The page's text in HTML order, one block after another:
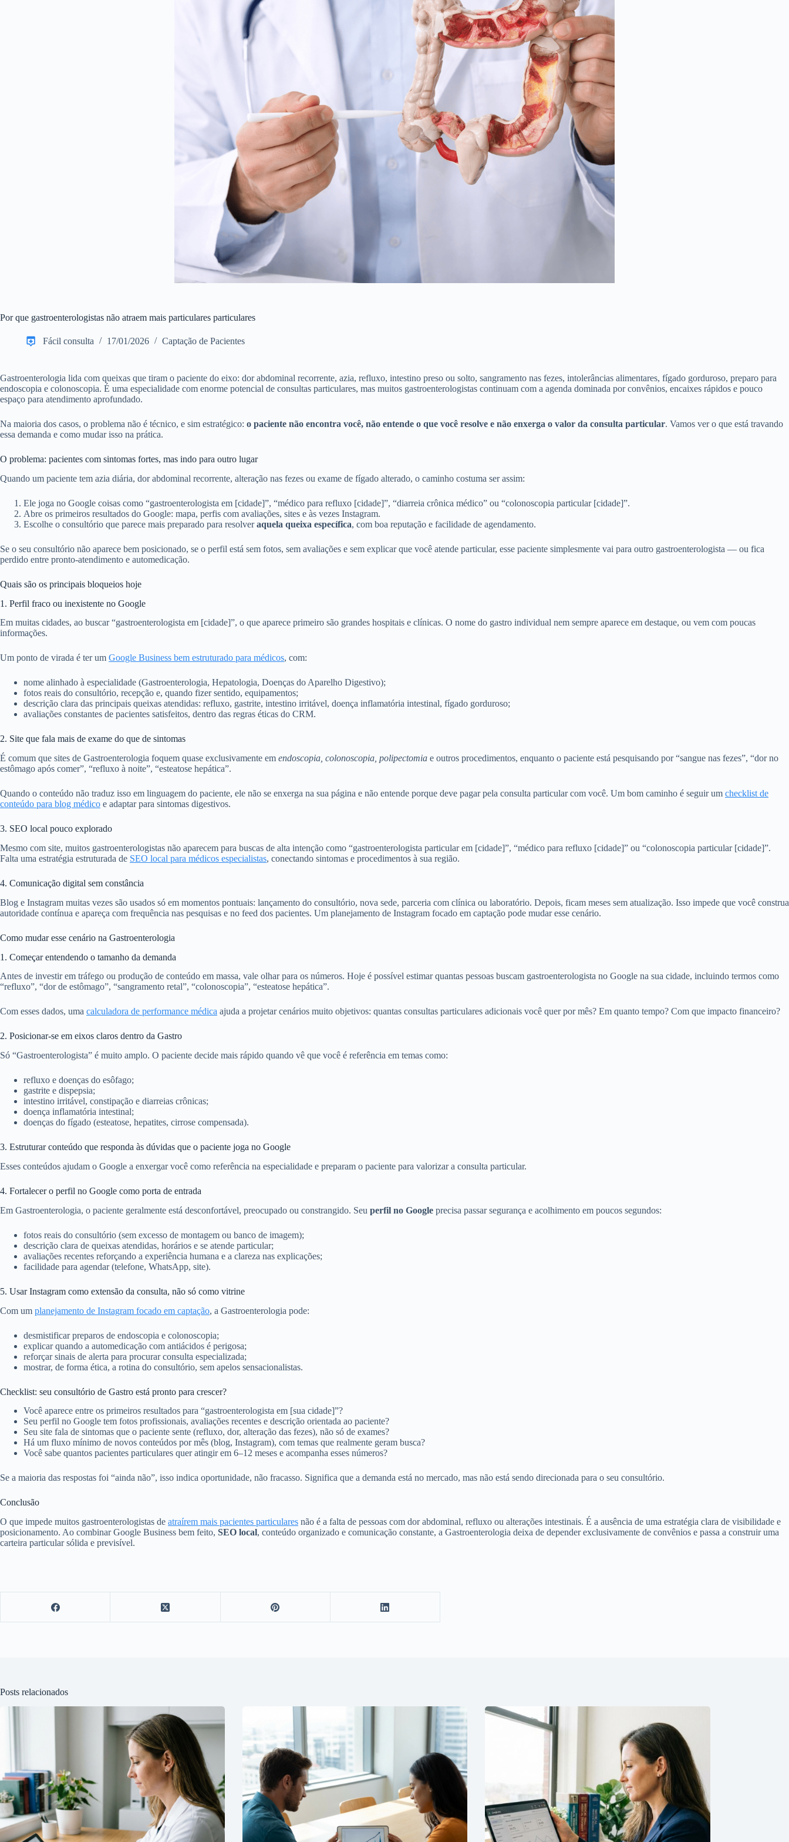
Por que gastroenterologistas não atraem mais particulares particulares
Fácil consulta 17/01/2026 Captação de Pacientes
Gastroenterologia lida com queixas que tiram o paciente do eixo: dor abdominal recorrente, azia, refluxo, intestino preso ou solto, sangramento nas fezes, intolerâncias alimentares, fígado gorduroso, preparo para
endoscopia e colonoscopia. É uma especialidade com enorme potencial de consultas particulares, mas muitos gastroenterologistas continuam com a agenda dominada por convênios, encaixes rápidos e pouco
espaço para atendimento aprofundado.
Na maioria dos casos, o problema não é técnico, e sim estratégico: o paciente não encontra você, não entende o que você resolve e não enxerga o valor da consulta particular. Vamos ver o que está travando
essa demanda e como mudar isso na prática.
O problema: pacientes com sintomas fortes, mas indo para outro lugar
Quando um paciente tem azia diária, dor abdominal recorrente, alteração nas fezes ou exame de fígado alterado, o caminho costuma ser assim:
Ele joga no Google coisas como “gastroenterologista em [cidade]”, “médico para refluxo [cidade]”, “diarreia crônica médico” ou “colonoscopia particular [cidade]”.
Abre os primeiros resultados do Google: mapa, perfis com avaliações, sites e às vezes Instagram.
Escolhe o consultório que parece mais preparado para resolveraquela queixa específica, com boa reputação e facilidade de agendamento.
Se o seu consultório não aparece bem posicionado, se o perfil está sem fotos, sem avaliações e sem explicar que você atende particular, esse paciente simplesmente vai para outro gastroenterologista — ou fica
perdido entre pronto-atendimento e automedicação.
Quais são os principais bloqueios hoje
1. Perfil fraco ou inexistente no Google
Em muitas cidades, ao buscar “gastroenterologista em [cidade]”, o que aparece primeiro são grandes hospitais e clínicas. O nome do gastro individual nem sempre aparece em destaque, ou vem com poucas
informações.
Um ponto de virada é ter um Google Business bem estruturado para médicos, com:
nome alinhado à especialidade (Gastroenterologia, Hepatologia, Doenças do Aparelho Digestivo);
fotos reais do consultório, recepção e, quando fizer sentido, equipamentos;
descrição clara das principais queixas atendidas: refluxo, gastrite, intestino irritável, doença inflamatória intestinal, fígado gorduroso;
avaliações constantes de pacientes satisfeitos, dentro das regras éticas do CRM.
2. Site que fala mais de exame do que de sintomas
É comum que sites de Gastroenterologia foquem quase exclusivamente em endoscopia, colonoscopia, polipectomia e outros procedimentos, enquanto o paciente está pesquisando por “sangue nas fezes”, “dor no
estômago após comer”, “refluxo à noite”, “esteatose hepática”.
Quando o conteúdo não traduz isso em linguagem do paciente, ele não se enxerga na sua página e não entende porque deve pagar pela consulta particular com você. Um bom caminho é seguir um checklist de
conteúdo para blog médico e adaptar para sintomas digestivos.
3. SEO local pouco explorado
Mesmo com site, muitos gastroenterologistas não aparecem para buscas de alta intenção como “gastroenterologista particular em [cidade]”, “médico para refluxo [cidade]” ou “colonoscopia particular [cidade]”.
Falta uma estratégia estruturada de SEO local para médicos especialistas, conectando sintomas e procedimentos à sua região.
4. Comunicação digital sem constância
Blog e Instagram muitas vezes são usados só em momentos pontuais: lançamento do consultório, nova sede, parceria com clínica ou laboratório. Depois, ficam meses sem atualização. Isso impede que você construa
autoridade contínua e apareça com frequência nas pesquisas e no feed dos pacientes. Um planejamento de Instagram focado em captação pode mudar esse cenário.
Como mudar esse cenário na Gastroenterologia
1. Começar entendendo o tamanho da demanda
Antes de investir em tráfego ou produção de conteúdo em massa, vale olhar para os números. Hoje é possível estimar quantas pessoas buscam gastroenterologista no Google na sua cidade, incluindo termos como
“refluxo”, “dor de estômago”, “sangramento retal”, “colonoscopia”, “esteatose hepática”.
Com esses dados, uma calculadora de performance médica ajuda a projetar cenários muito objetivos: quantas consultas particulares adicionais você quer por mês? Em quanto tempo? Com que impacto financeiro?
2. Posicionar-se em eixos claros dentro da Gastro
Só “Gastroenterologista” é muito amplo. O paciente decide mais rápido quando vê que você é referência em temas como:
refluxo e doenças do esôfago;
gastrite e dispepsia;
intestino irritável, constipação e diarreias crônicas;
doença inflamatória intestinal;
doenças do fígado (esteatose, hepatites, cirrose compensada).
3. Estruturar conteúdo que responda às dúvidas que o paciente joga no Google
Esses conteúdos ajudam o Google a enxergar você como referência na especialidade e preparam o paciente para valorizar a consulta particular.
4. Fortalecer o perfil no Google como porta de entrada
Em Gastroenterologia, o paciente geralmente está desconfortável, preocupado ou constrangido. Seu perfil no Google precisa passar segurança e acolhimento em poucos segundos:
fotos reais do consultório (sem excesso de montagem ou banco de imagem);
descrição clara de queixas atendidas, horários e se atende particular;
avaliações recentes reforçando a experiência humana e a clareza nas explicações;
facilidade para agendar (telefone, WhatsApp, site).
5. Usar Instagram como extensão da consulta, não só como vitrine
Com um planejamento de Instagram focado em captação, a Gastroenterologia pode:
desmistificar preparos de endoscopia e colonoscopia;
explicar quando a automedicação com antiácidos é perigosa;
reforçar sinais de alerta para procurar consulta especializada;
mostrar, de forma ética, a rotina do consultório, sem apelos sensacionalistas.
Checklist: seu consultório de Gastro está pronto para crescer?
Você aparece entre os primeiros resultados para “gastroenterologista em [sua cidade]”?
Seu perfil no Google tem fotos profissionais, avaliações recentes e descrição orientada ao paciente?
Seu site fala de sintomas que o paciente sente (refluxo, dor, alteração das fezes), não só de exames?
Há um fluxo mínimo de novos conteúdos por mês (blog, Instagram), com temas que realmente geram busca?
Você sabe quantos pacientes particulares quer atingir em 6–12 meses e acompanha esses números?
Se a maioria das respostas foi “ainda não”, isso indica oportunidade, não fracasso. Significa que a demanda está no mercado, mas não está sendo direcionada para o seu consultório.
Conclusão
O que impede muitos gastroenterologistas de atraírem mais pacientes particulares não é a falta de pessoas com dor abdominal, refluxo ou alterações intestinais. É a ausência de uma estratégia clara de visibilidade e
posicionamento. Ao combinar Google Business bem feito, SEO local, conteúdo organizado e comunicação constante, a Gastroenterologia deixa de depender exclusivamente de convênios e passa a construir uma
carteira particular sólida e previsível.
Posts relacionados